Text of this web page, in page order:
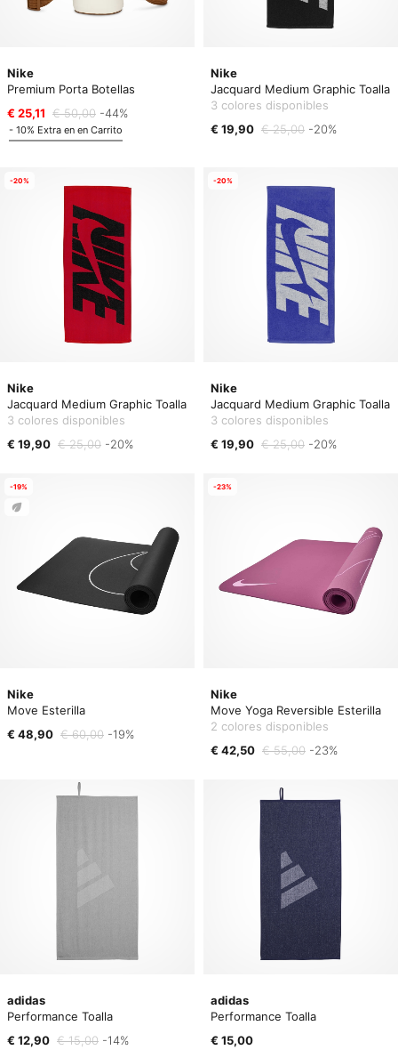
Nike
Premium Porta Botellas
€ 25,11 € 50,00 -44%
- 10% Extra en en Carrito
Nike
Jacquard Medium Graphic Toalla
3 colores disponibles
€ 19,90 € 25,00 -20%
Nike
Jacquard Medium Graphic Toalla
3 colores disponibles
€ 19,90 € 25,00 -20%
-20%
Nike
Jacquard Medium Graphic Toalla
3 colores disponibles
€ 19,90 € 25,00 -20%
-20%
Nike
Move Esterilla
€ 48,90 € 60,00 -19%
-19%
Nike
Move Yoga Reversible Esterilla
2 colores disponibles
€ 42,50 € 55,00 -23%
-23%
adidas
Performance Toalla
€ 12,90 € 15,00 -14%
adidas
Performance Toalla
€ 15,00